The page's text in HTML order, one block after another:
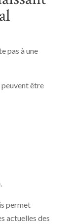
pas à une
être
permet
actuelles des